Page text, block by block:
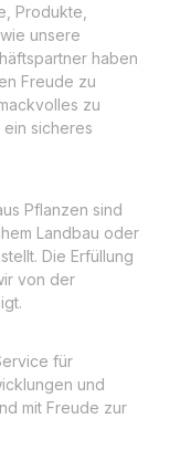
Produkte,
unsere
haben
Freude zu
zu
sicheres
Pflanzen sind
Landbau oder
Die Erfüllung
von der
für
und
mit Freude zur